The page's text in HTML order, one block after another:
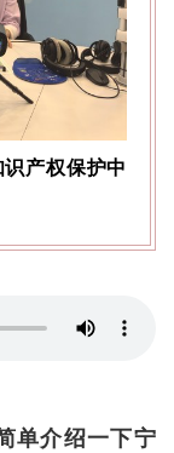
识产权保护中
单介绍一下宁